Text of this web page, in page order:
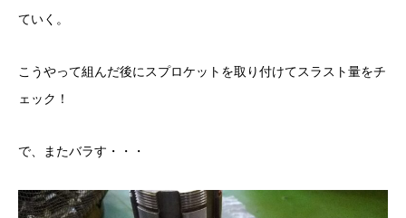
ていく。
こうやって組んだ後にスプロケットを取り付けてスラスト量をチ
ェック！
で、またバラす・・・